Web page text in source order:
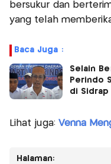
bersukur dan
yang telah
Baca Juga :
Selain
Perindo
di Sidrap
Lihat juga: Venna
Halaman: